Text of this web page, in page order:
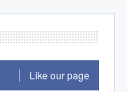
Like our page